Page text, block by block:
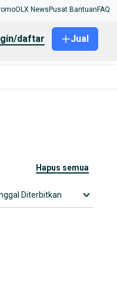
OLX News Pusat Bantuan FAQ
daftar Jual
hapus semua
Diterbitkan